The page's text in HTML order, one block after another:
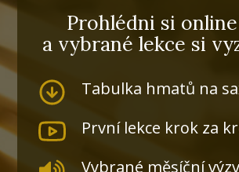
Prohlédni si
a vybrané lekce si
Tabulka hmatů na
První lekce krok za
Vybrané měsíční